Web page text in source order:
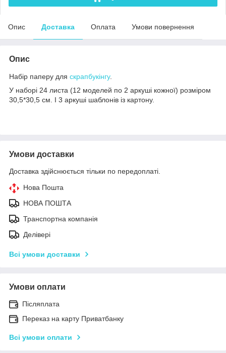
Опис Доставка Оплата Умови повернення
Опис
Набір паперу для скрапбукінгу.
У наборі 24 листа (12 моделей по 2 аркуші кожної) розміром
30,5*30,5 см. І 3 аркуші шаблонів із картону.
Умови доставки
Доставка здійснюється тільки по передоплаті.
Нова Пошта
НОВА ПОШТА
Транспортна компанія
Делівері
Всі умови доставки
Умови оплати
Післяплата
Переказ на карту Приватбанку
Всі умови оплати